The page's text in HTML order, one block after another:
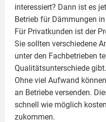
interessiert? Dann ist es
Betrieb für Dämmungen
Für Privatkunden ist der
Sie sollten verschiedene
unter den Fachbetrieben
Qualitätsunterschiede gibt.
Ohne viel Aufwand
an Betriebe versenden.
schnell wie möglich
zukommen.